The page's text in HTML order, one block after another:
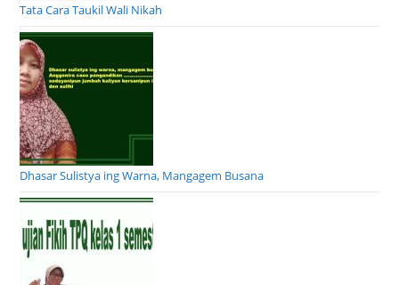
Tata Cara Taukil Wali Nikah
Dhasar Sulistya ing Warna, Mangagem Busana